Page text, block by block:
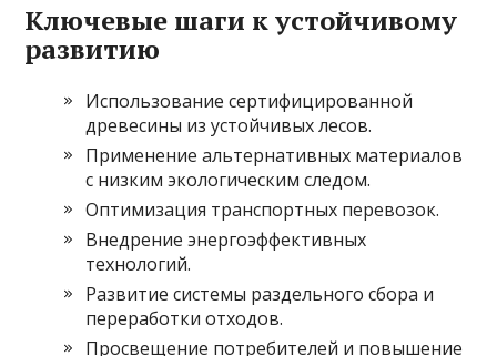
Ключевые шаги к устойчивому
развитию
Использование сертифицированной
древесины из устойчивых лесов.
Применение альтернативных материалов
с низким экологическим следом.
Оптимизация транспортных перевозок.
Внедрение энергоэффективных
технологий.
Развитие системы раздельного сбора и
переработки отходов.
Просвещение потребителей и повышение